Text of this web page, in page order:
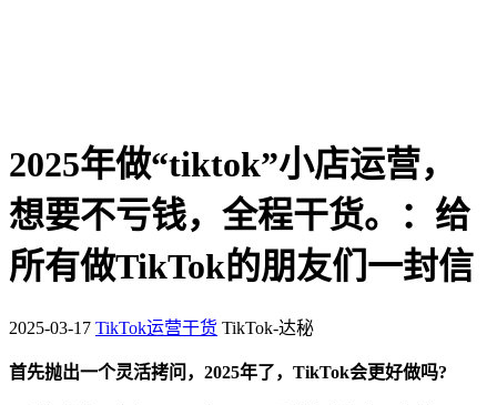
2025年做“tiktok”小店运营，
想要不亏钱，全程干货。：给
所有做TikTok的朋友们一封信
2025-03-17 TikTok运营干货 TikTok-达秘
首先抛出一个灵活拷问，2025年了，TikTok会更好做吗?